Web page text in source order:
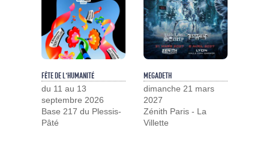
FÊTE DE L'HUMANITÉ
du 11 au 13
septembre 2026
Base 217 du Plessis-
Pâté
MEGADETH
dimanche 21 mars
2027
Zénith Paris - La
Villette